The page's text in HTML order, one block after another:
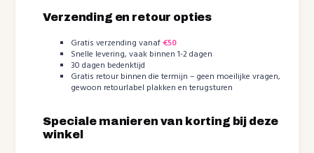
Verzending en retour opties
Gratis verzending vanaf€50
Snelle levering, vaak binnen 1-2 dagen
30 dagen bedenktijd
Gratis retour binnen die termijn – geen moeilijke vragen,
gewoon retourlabel plakken en terugsturen
Speciale manieren van korting bij deze
winkel